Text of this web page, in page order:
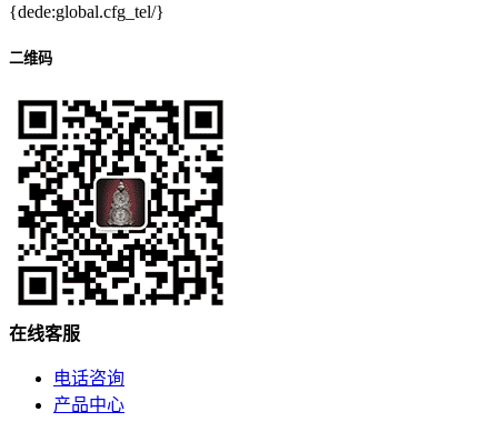
{dede:global.cfg_tel/}
二维码
在线客服
电话咨询
产品中心